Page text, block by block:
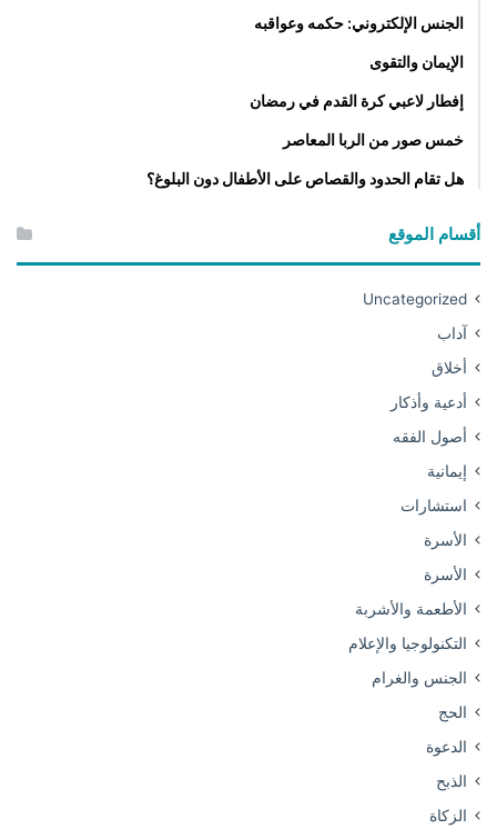
الجنس الإلكتروني: حكمه وعواقبه
الإيمان والتقوى
إفطار لاعبي كرة القدم في رمضان
خمس صور من الربا المعاصر
هل تقام الحدود والقصاص على الأطفال دون البلوغ؟
أقسام الموقع
Uncategorized
آداب
أخلاق
أدعية وأذكار
أصول الفقه
إيمانية
استشارات
الأسرة
الأسرة
الأطعمة والأشربة
التكنولوجيا والإعلام
الجنس والغرام
الحج
الدعوة
الذبح
الزكاة